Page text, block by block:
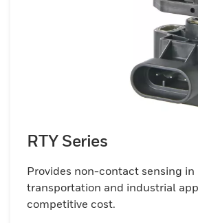
RTY Series
Provides non-contact sensing in
transportation and industrial
competitive cost.